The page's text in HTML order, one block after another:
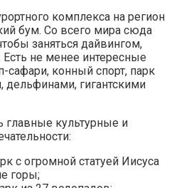
комплекса на регион
бум. Со всего мира сюда
заняться дайвингом,
не менее интересные
сафари, конный спорт, парк
дельфинами, гигантскими
главные культурные и
с огромной статуей Иисуса
горы;